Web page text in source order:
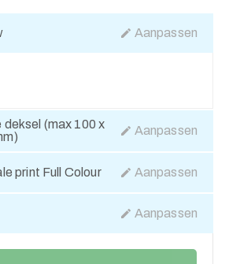
Aanpassen
deksel (max 100 x
Aanpassen
print Full Colour Aanpassen
Aanpassen